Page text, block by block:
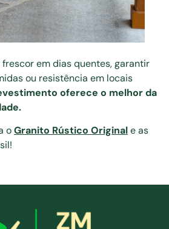
em dias quentes, garantir
ou resistência em locais
oferece o melhor da
oGranito Rústico Originale as